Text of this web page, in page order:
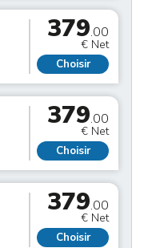
379.00
€ Net
Choisir
379.00
€ Net
Choisir
379.00
€ Net
Choisir